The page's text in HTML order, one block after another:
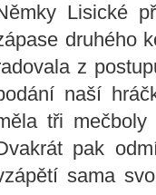
Lisické
druhého
z
naší
tři mečboly
pak
sama